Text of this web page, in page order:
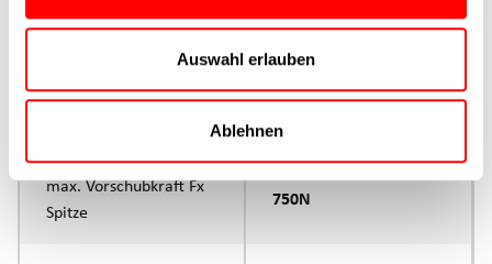
Auswahl erlauben
Ablehnen
Produktgruppe CTC
max. Vorschubkraft Fx
max. Vorschubkraft Fx
Spitze
750N